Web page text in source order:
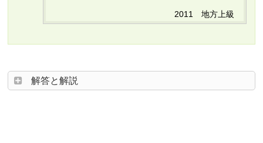
2011 地方上級
解答と解説